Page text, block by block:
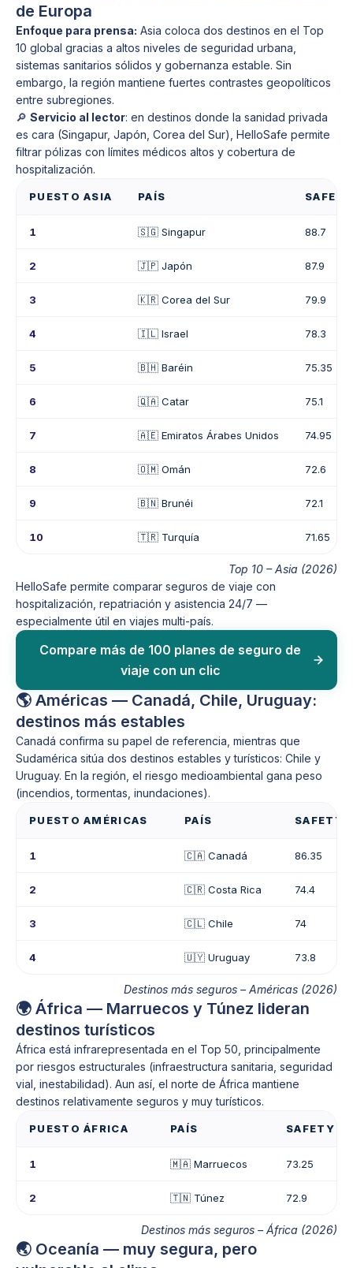
de Europa
Enfoque para prensa: Asia coloca dos destinos en el Top
10 global gracias a altos niveles de seguridad urbana,
sistemas sanitarios sólidos y gobernanza estable. Sin
embargo, la región mantiene fuertes contrastes geopolíticos
entre subregiones.
🔎 Servicio al lector: en destinos donde la sanidad privada
es cara (Singapur, Japón, Corea del Sur), HelloSafe permite
filtrar pólizas con límites médicos altos y cobertura de
hospitalización.
PUESTO ASIA PAÍS
1 🇸🇬 Singapur 88.7
2 🇯🇵 Japón 87.9
3 🇰🇷 Corea del Sur 79.9
4 🇮🇱 Israel 78.3
5 🇧🇭 Baréin 75.35
6 🇶🇦 Catar 75.1
7 🇦🇪 Emiratos Árabes Unidos 74.95
8 🇴🇲 Omán 72.6
9 🇧🇳 Brunéi 72.1
10 🇹🇷 Turquía 71.65
Top 10 – Asia (2026)
HelloSafe permite comparar seguros de viaje con
hospitalización, repatriación y asistencia 24/7 —
especialmente útil en viajes multi-país.
Compare más de 100 planes de seguro de
viaje con un clic
🌎 Américas — Canadá, Chile, Uruguay:
destinos más estables
Canadá confirma su papel de referencia, mientras que
Sudamérica sitúa dos destinos estables y turísticos: Chile y
Uruguay. En la región, el riesgo medioambiental gana peso
(incendios, tormentas, inundaciones).
PUESTO AMÉRICAS PAÍS SAFETY
1 🇨🇦 Canadá 86.35
2 🇨🇷 Costa Rica 74.4
3 🇨🇱 Chile 74
4 🇺🇾 Uruguay 73.8
Destinos más seguros – Américas (2026)
🌍 África — Marruecos y Túnez lideran
destinos turísticos
África está infrarepresentada en el Top 50, principalmente
por riesgos estructurales (infraestructura sanitaria, seguridad
vial, inestabilidad). Aun así, el norte de África mantiene
destinos relativamente seguros y muy turísticos.
PUESTO ÁFRICA PAÍS SAFETY
1 🇲🇦 Marruecos 73.25
2 🇹🇳 Túnez 72.9
Destinos más seguros – África (2026)
🌏 Oceanía — muy segura, pero